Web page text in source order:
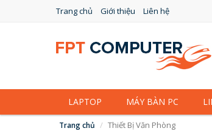
Trang chủ Giới thiệu Liên hệ
LAPTOP MÁY BÀN PC
Trang chủ Thiết Bị Văn Phòng